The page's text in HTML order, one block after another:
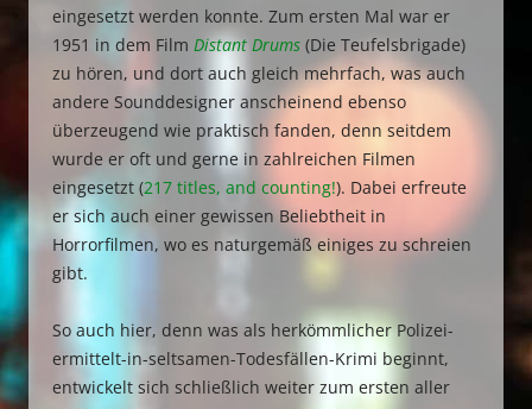
eingesetzt werden konnte. Zum ersten Mal war er
1951 in dem Film Distant Drums (Die Teufelsbrigade)
zu hören, und dort auch gleich mehrfach, was auch
andere Sounddesigner anscheinend ebenso
überzeugend wie praktisch fanden, denn seitdem
wurde er oft und gerne in zahlreichen Filmen
eingesetzt (217 titles, and counting!). Dabei erfreute
er sich auch einer gewissen Beliebtheit in
Horrorfilmen, wo es naturgemäß einiges zu schreien
gibt.
So auch hier, denn was als herkömmlicher Polizei-
ermittelt-in-seltsamen-Todesfällen-Krimi beginnt,
entwickelt sich schließlich weiter zum ersten aller